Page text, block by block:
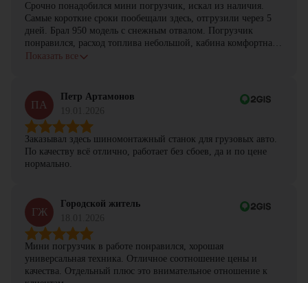
Срочно понадобился мини погрузчик, искал из наличия.
Самые короткие сроки пообещали здесь, отгрузили через 5
дней. Брал 950 модель с снежным отвалом. Погрузчик
понравился, расход топлива небольшой, кабина комфортная,
с задачами справляется.
Показать все
ПА
Петр Артамонов
Заказывал здесь шиномонтажный станок для грузовых авто.
По качеству всё отлично, работает без сбоев, да и по цене
нормально.
ГЖ
Городской житель
Мини погрузчик в работе понравился, хорошая
универсальная техника. Отличное соотношение цены и
качества. Отдельный плюс это внимательное отношение к